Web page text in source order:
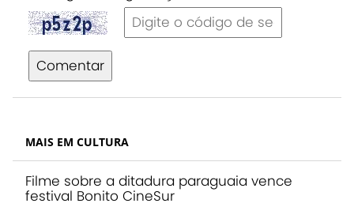
Comentar
MAIS EM CULTURA
Filme sobre a ditadura paraguaia vence
festival Bonito CineSur